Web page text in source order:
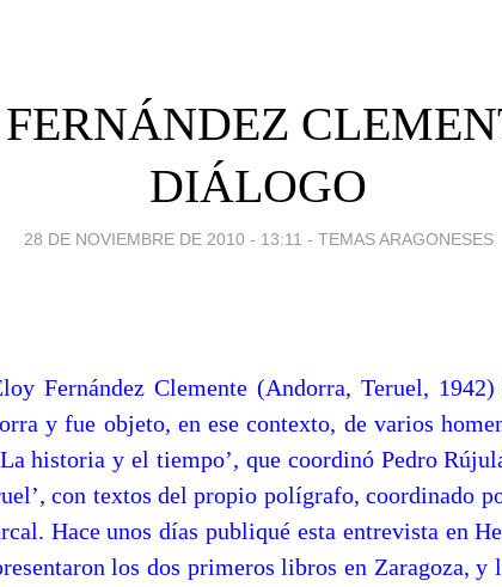
DIÁLOGO
28 DE NOVIEMBRE DE 2010 - 13:11 - TEMAS ARAGONESES
Fernández Clemente (Andorra, Teruel,
y fue objeto, en ese contexto, de varios
historia y el tiempo’, que coordinó Pedro
con textos del propio polígrafo, coordinado
Hace unos días publiqué esta entrevista en
los dos primeros libros en Zaragoza, y